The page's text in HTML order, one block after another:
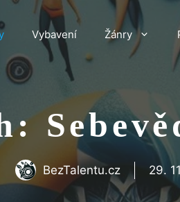
Vybavení Žánry
BezTalentu.cz 29.